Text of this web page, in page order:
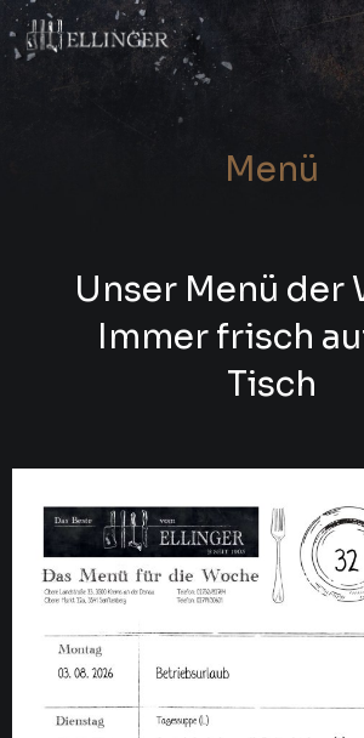
Menü
Unser Menü der
Immer frisch
Tisch